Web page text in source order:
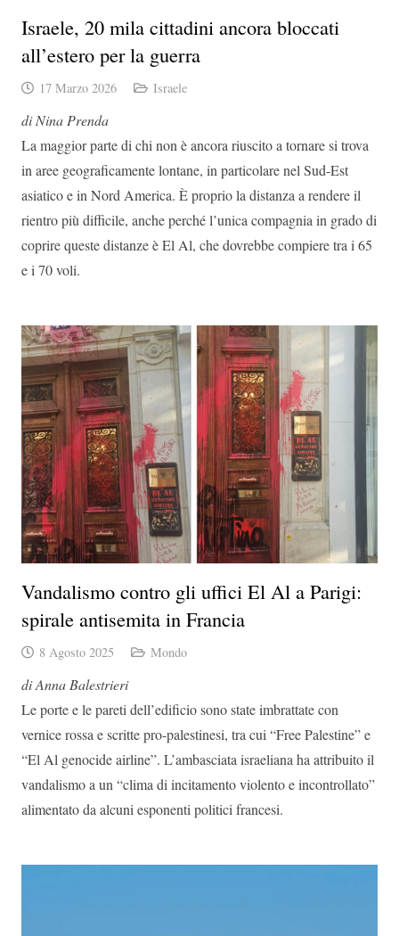
Israele, 20 mila cittadini ancora bloccati
all’estero per la guerra
17 Marzo 2026 Israele
di Nina Prenda
La maggior parte di chi non è ancora riuscito a tornare si trova
in aree geograficamente lontane, in particolare nel Sud-Est
asiatico e in Nord America. È proprio la distanza a rendere il
rientro più difficile, anche perché l’unica compagnia in grado di
coprire queste distanze è El Al, che dovrebbe compiere tra i 65
e i 70 voli.
Vandalismo contro gli uffici El Al a Parigi:
spirale antisemita in Francia
8 Agosto 2025 Mondo
di Anna Balestrieri
Le porte e le pareti dell’edificio sono state imbrattate con
vernice rossa e scritte pro-palestinesi, tra cui “Free Palestine” e
“El Al genocide airline”. L’ambasciata israeliana ha attribuito il
vandalismo a un “clima di incitamento violento e incontrollato”
alimentato da alcuni esponenti politici francesi.